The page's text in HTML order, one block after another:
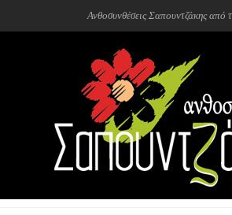
Ανθοσυνθέσεις Σαπουντζάκης από